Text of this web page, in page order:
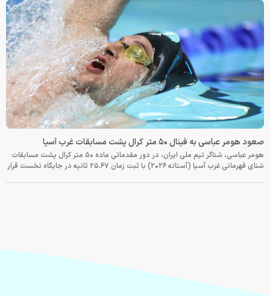
صعود هومر عباسی به فینال ۵۰ متر کرال پشت مسابقات غرب آسیا
هومر عباسی، شناگر تیم ملی ایران، در دور مقدماتی ماده ۵۰ متر کرال پشت مسابقات
شنای قهرمانی غرب آسیا (آستانه ۲۰۲۶) با ثبت زمان ۲۵.۶۷ ثانیه در جایگاه نخست قرار